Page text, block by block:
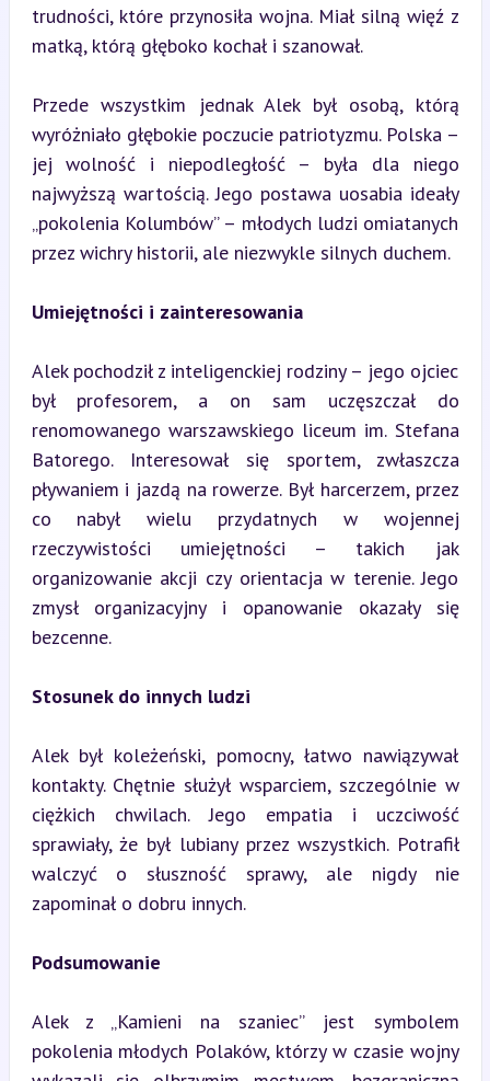
trudności, które przynosiła wojna. Miał silną więź z
matką, którą głęboko kochał i szanował.
Przede wszystkim jednak Alek był osobą, którą
wyróżniało głębokie poczucie patriotyzmu. Polska –
jej wolność i niepodległość – była dla niego
najwyższą wartością. Jego postawa uosabia ideały
„pokolenia Kolumbów” – młodych ludzi omiatanych
przez wichry historii, ale niezwykle silnych duchem.
Umiejętności i zainteresowania
Alek pochodził z inteligenckiej rodziny – jego ojciec
był profesorem, a on sam uczęszczał do
renomowanego warszawskiego liceum im. Stefana
Batorego. Interesował się sportem, zwłaszcza
pływaniem i jazdą na rowerze. Był harcerzem, przez
co nabył wielu przydatnych w wojennej
rzeczywistości umiejętności – takich jak
organizowanie akcji czy orientacja w terenie. Jego
zmysł organizacyjny i opanowanie okazały się
bezcenne.
Stosunek do innych ludzi
Alek był koleżeński, pomocny, łatwo nawiązywał
kontakty. Chętnie służył wsparciem, szczególnie w
ciężkich chwilach. Jego empatia i uczciwość
sprawiały, że był lubiany przez wszystkich. Potrafił
walczyć o słuszność sprawy, ale nigdy nie
zapominał o dobru innych.
Podsumowanie
Alek z „Kamieni na szaniec” jest symbolem
pokolenia młodych Polaków, którzy w czasie wojny